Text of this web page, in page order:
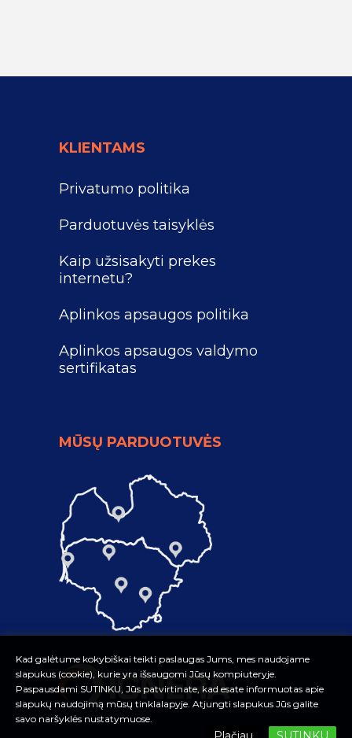
KLIENTAMS
Privatumo politika
Parduotuvės taisyklės
Kaip užsisakyti prekes
internetu?
Aplinkos apsaugos politika
Aplinkos apsaugos valdymo
sertifikatas
MŪSŲ PARDUOTUVĖS
Kad galėtume kokybiškai teikti paslaugas Jums, mes naudojame
slapukus (cookie), kurie yra išsaugomi Jūsų kompiuteryje.
Paspausdami SUTINKU, Jūs patvirtinate, kad esate informuotas apie
slapukų naudojimą mūsų tinklalapyje. Atjungti slapukus Jūs galite
savo naršyklės nustatymuose.
Kad galėtume kokybiškai teikti paslaugas Jums, mes naudojame
slapukus (cookie), kurie yra išsaugomi Jūsų kompiuteryje.
Paspausdami SUTINKU, Jūs patvirtinate, kad esate informuotas apie
slapukų naudojimą mūsų tinklalapyje. Atjungti slapukus Jūs galite
savo naršyklės nustatymuose.